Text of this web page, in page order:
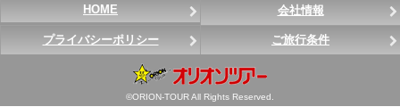
HOME 会社情報
プライバシーポリシー ご旅行条件
©ORION-TOUR All Rights Reserved.